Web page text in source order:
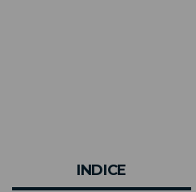
INDICE